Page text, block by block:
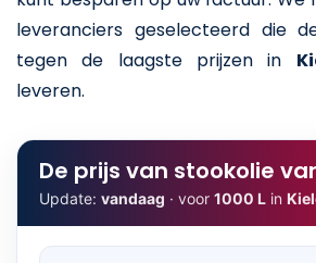
leveranciers geselecteerd die
tegen de laagste prijzen in
leveren.
De prijs van stookolie
Update: vandaag · voor 1000 L in